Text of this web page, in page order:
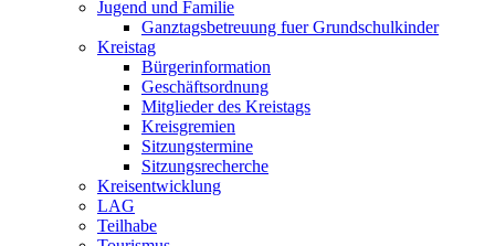
Jugend und Familie
Ganztagsbetreuung fuer Grundschulkinder
Kreistag
Bürgerinformation
Geschäftsordnung
Mitglieder des Kreistags
Kreisgremien
Sitzungstermine
Sitzungsrecherche
Kreisentwicklung
LAG
Teilhabe